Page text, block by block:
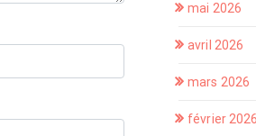
mai 2026
avril 2026
mars 2026
février 2026